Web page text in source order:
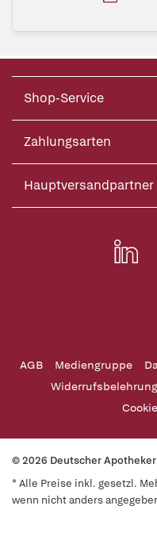
Shop-Service
Zahlungsarten
Hauptversandpartner
AGB Mediengruppe
Widerrufsbelehrung
© 2026 Deutscher
* Alle Preise inkl. gesetzl.
wenn nicht anders